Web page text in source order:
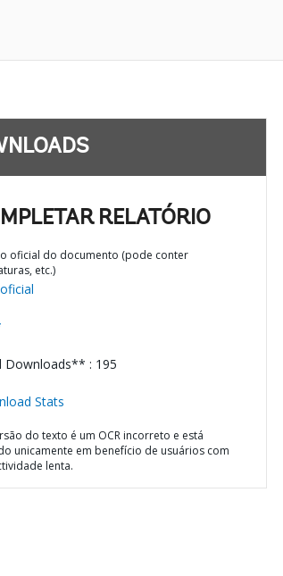
RELATÓRIO
oficial do documento (pode conter
etc.)
Downloads** : 195
Stats
do texto é um OCR incorreto e está
unicamente em benefício de usuários com
lenta.